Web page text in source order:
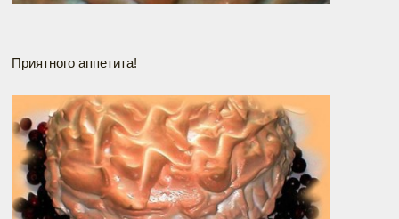
Приятного аппетита!